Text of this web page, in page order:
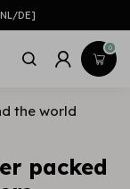
DE]
0
the world
packed